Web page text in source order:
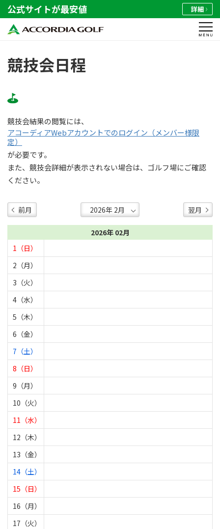
公式サイトが最安値 詳細
競技会日程
競技会結果の閲覧には、
アコーディアWebアカウントでのログイン（メンバー様限
定）
が必要です。
また、競技会詳細が表示されない場合は、ゴルフ場にご確認
ください。
前月 翌月
2026年 02月
1（日）
2（月）
3（火）
4（水）
5（木）
6（金）
7（土）
8（日）
9（月）
10（火）
11（水）
12（木）
13（金）
14（土）
15（日）
16（月）
17（火）